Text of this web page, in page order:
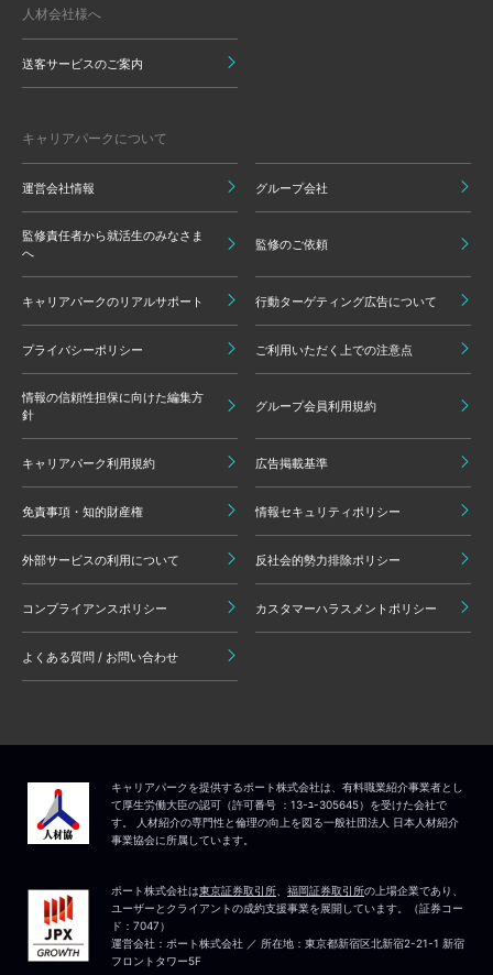
人材会社様へ
送客サービスのご案内
キャリアパークについて
運営会社情報 グループ会社
監修責任者から就活生のみなさま
へ
監修のご依頼
キャリアパークのリアルサポート 行動ターゲティング広告について
プライバシーポリシー ご利用いただく上での注意点
情報の信頼性担保に向けた編集方
針
グループ会員利用規約
キャリアパーク利用規約 広告掲載基準
免責事項・知的財産権 情報セキュリティポリシー
外部サービスの利用について 反社会的勢力排除ポリシー
コンプライアンスポリシー カスタマーハラスメントポリシー
よくある質問 / お問い合わせ